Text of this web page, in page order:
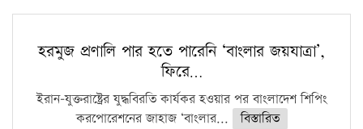
হরমুজ প্রণালি পার হতে পারেনি ‘বাংলার জয়যাত্রা’,
ফিরে…
ইরান-যুক্তরাষ্ট্রের যুদ্ধবিরতি কার্যকর হওয়ার পর বাংলাদেশ শিপিং
করপোরেশনের জাহাজ ‘বাংলার...
বিস্তারিত